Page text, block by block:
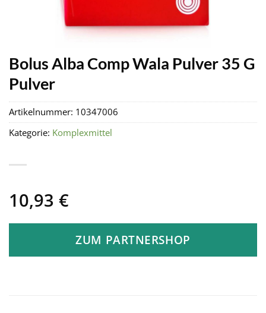
Bolus Alba Comp Wala Pulver 35 G
Pulver
10,93 €
ZUM PARTNERSHOP
Artikelnummer: 10347006
Kategorie: Komplexmittel